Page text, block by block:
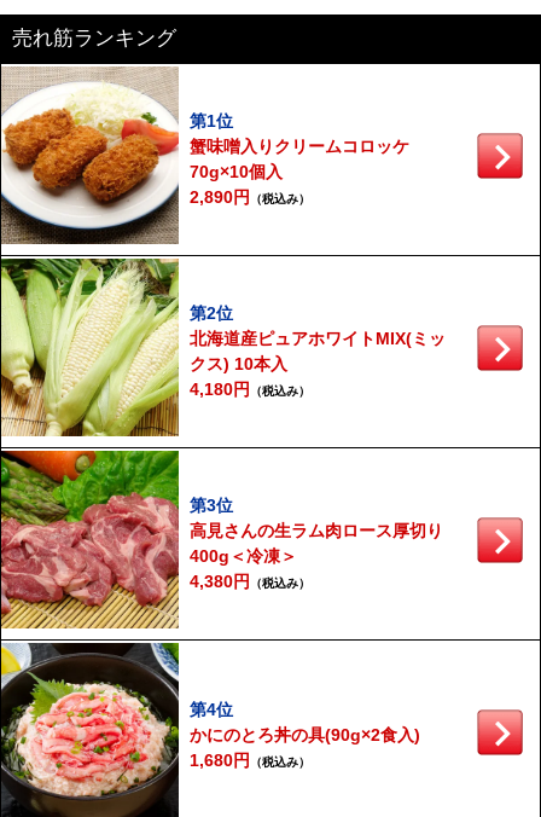
売れ筋ランキング
第1位
蟹味噌入りクリームコロッケ
70g×10個入
2,890円 （税込み）
第2位
北海道産ピュアホワイトMIX(ミッ
クス) 10本入
4,180円 （税込み）
第3位
高見さんの生ラム肉ロース厚切り
400g＜冷凍＞
4,380円 （税込み）
第4位
かにのとろ丼の具(90g×2食入)
1,680円 （税込み）